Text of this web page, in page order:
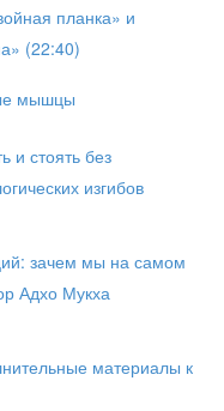
планка» и
(22:40)
мышцы
и стоять без
изгибов
зачем мы на самом
Адхо Мукха
материалы к